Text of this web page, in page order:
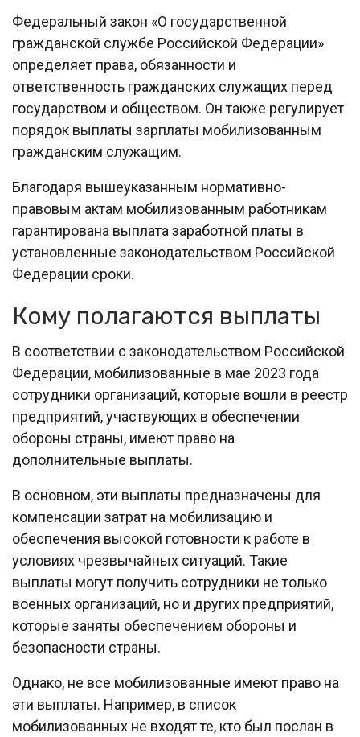
Федеральный закон «О государственной
гражданской службе Российской Федерации»
определяет права, обязанности и
ответственность гражданских служащих перед
государством и обществом. Он также регулирует
порядок выплаты зарплаты мобилизованным
гражданским служащим.
Благодаря вышеуказанным нормативно-
правовым актам мобилизованным работникам
гарантирована выплата заработной платы в
установленные законодательством Российской
Федерации сроки.
Кому полагаются выплаты
В соответствии с законодательством Российской
Федерации, мобилизованные в мае 2023 года
сотрудники организаций, которые вошли в реестр
предприятий, участвующих в обеспечении
обороны страны, имеют право на
дополнительные выплаты.
В основном, эти выплаты предназначены для
компенсации затрат на мобилизацию и
обеспечения высокой готовности к работе в
условиях чрезвычайных ситуаций. Такие
выплаты могут получить сотрудники не только
военных организаций, но и других предприятий,
которые заняты обеспечением обороны и
безопасности страны.
Однако, не все мобилизованные имеют право на
эти выплаты. Например, в список
мобилизованных не входят те, кто был послан в